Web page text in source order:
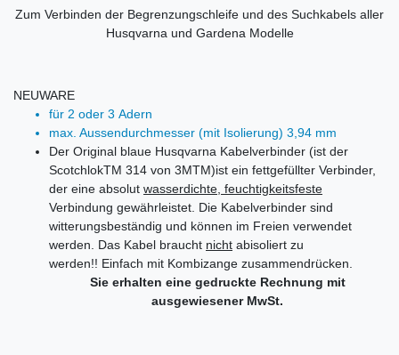
Zum Verbinden der Begrenzungschleife und des Suchkabels aller
Husqvarna und Gardena Modelle
NEUWARE
für 2 oder 3 Adern
max. Aussendurchmesser (mit Isolierung) 3,94 mm
Der Original blaue Husqvarna Kabelverbinder (ist der
ScotchlokTM 314 von 3MTM)ist ein fettgefüllter Verbinder,
der eine absolut wasserdichte, feuchtigkeitsfeste
Verbindung gewährleistet. Die Kabelverbinder sind
witterungsbeständig und können im Freien verwendet
werden. Das Kabel braucht nicht abisoliert zu
werden!! Einfach mit Kombizange zusammendrücken.
Sie erhalten eine gedruckte Rechnung mit
ausgewiesener MwSt.